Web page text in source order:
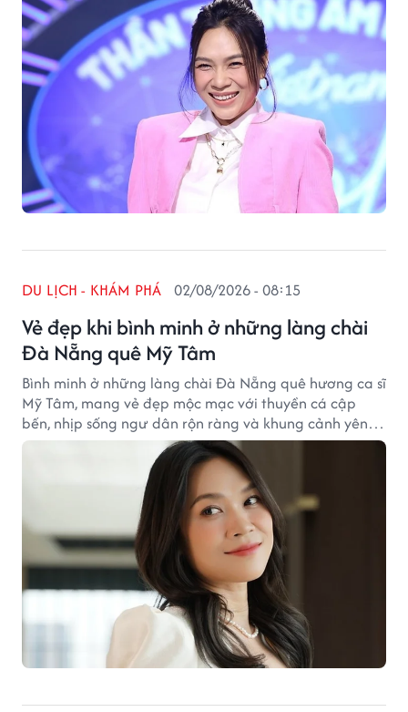
Vẻ đẹp khi bình minh ở những làng chài
Đà Nẵng quê Mỹ Tâm
DU LỊCH - KHÁM PHÁ 02/08/2026 - 08:15
Bình minh ở những làng chài Đà Nẵng quê hương ca sĩ
Mỹ Tâm, mang vẻ đẹp mộc mạc với thuyền cá cập
bến, nhịp sống ngư dân rộn ràng và khung cảnh yên
bình hiếm có giữa thành phố biển.